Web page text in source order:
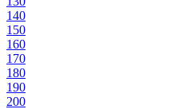
140
150
160
170
180
190
200